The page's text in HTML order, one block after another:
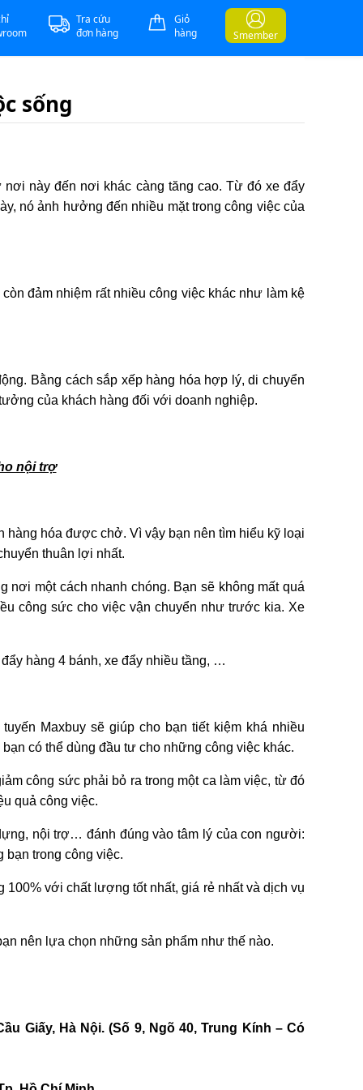
Tra cứu
đơn hàng
Giỏ
hàng
Smember
sống
này đến nơi khác càng tăng cao. Từ đó xe đẩy
nó ảnh hưởng đến nhiều mặt trong công việc của
đảm nhiệm rất nhiều công việc khác như làm kệ
Bằng cách sắp xếp hàng hóa hợp lý, di chuyển
của khách hàng đối với doanh nghiệp.
nội trợ
hàng hóa được chở. Vì vậy bạn nên tìm hiểu kỹ loại
thuân lợi nhất.
nơi một cách nhanh chóng. Bạn sẽ không mất quá
công sức cho việc vận chuyển như trước kia. Xe
đẩy hàng 4 bánh, xe đẩy nhiều tầng, …
Maxbuy sẽ giúp cho bạn tiết kiệm khá nhiều
có thể dùng đầu tư cho những công việc khác.
công sức phải bỏ ra trong một ca làm việc, từ đó
quả công việc.
nội trợ… đánh đúng vào tâm lý của con người:
bạn trong công việc.
100% với chất lượng tốt nhất, giá rẻ nhất và dịch vụ
nên lựa chọn những sản phẩm như thế nào.
Giấy, Hà Nội. (Số 9, Ngõ 40, Trung Kính – Có